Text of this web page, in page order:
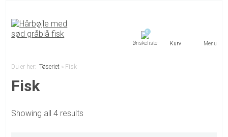
0
Menu
Du er her:Tøseriet » Fisk
Fisk
Showing all 4 results